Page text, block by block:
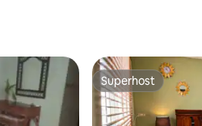
Superhost
Superhost